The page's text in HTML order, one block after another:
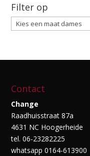
Filter op
Contact
Change
Raadhuisstraat 87a
4631 NC Hoogerheide
tel. 06-23282225
whatsapp 0164-613900